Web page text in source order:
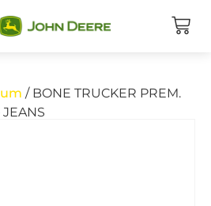
/ BONE TRUCKER PREM.